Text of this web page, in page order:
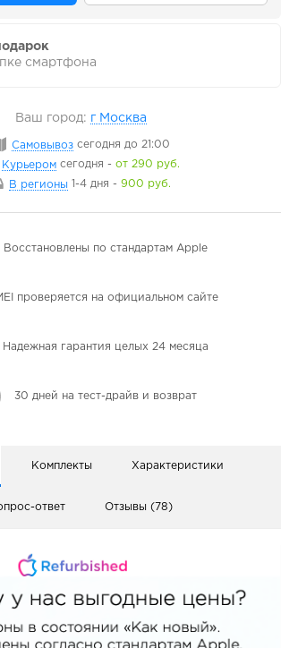
смартфона
Ваш город: г Москва
Самовывоз сегодня до 21:00
Курьером сегодня - от 290 руб.
В регионы
1-4 дня - 900 руб.
Восстановлены по стандартам Apple
проверяется на официальном сайте
Надежная гарантия целых 24 месяца
30 дней на тест-драйв и возврат
Комплекты Характеристики
ответ Отзывы (78)